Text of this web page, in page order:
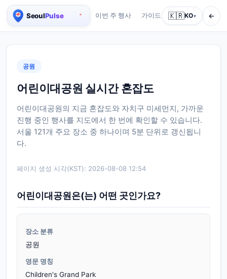
서울 실시간 인구 지도
이번 주 행사 가이드 회사 소개 서비
🇰🇷KO▾ ←
공원
어린이대공원 실시간 혼잡도
어린이대공원의 지금 혼잡도와 자치구 미세먼지, 가까운
진행 중인 행사를 지도에서 한 번에 확인할 수 있습니다.
서울 121개 주요 장소 중 하나이며 5분 단위로 갱신됩니
다.
페이지 생성 시각(KST): 2026-08-08 12:54
어린이대공원은(는) 어떤 곳인가요?
장소 분류
공원
영문 명칭
Children's Grand Park